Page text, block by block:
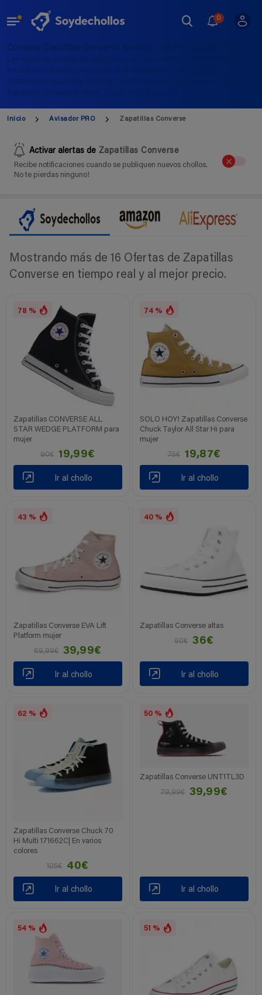
0
Comprar Zapatillas Converse Baratas - Ofertas Agosto 2026
Las mejores ofertas de zapatillas converse online, aquí encontrarás
los últimos chollos para comprar al mejor precio ➡️ Zapatillas
CONVERSE ALL STAR WEDGE PLATFORM para mujer SOLO HOY!
Zapatillas Converse Chuck Taylor All Star Hi para mujer
Inicio Avisador PRO Zapatillas Converse
Activar alertas de Zapatillas Converse
Recibe notificaciones cuando se publiquen nuevos chollos.
No te pierdas ninguno!
Mostrando más de 16 Ofertas de Zapatillas
Converse en tiempo real y al mejor precio.
78 %
Zapatillas CONVERSE ALL
STAR WEDGE PLATFORM para
mujer
90€
19,99€
Ir al chollo
74 %
SOLO HOY! Zapatillas Converse
Chuck Taylor All Star Hi para
mujer
75€
19,87€
Ir al chollo
43 %
Zapatillas Converse EVA Lift
Platform mujer
69,99€
39,99€
Ir al chollo
40 %
Zapatillas Converse altas
60€
36€
Ir al chollo
62 %
Zapatillas Converse Chuck 70
Hi Multi 171662C| En varios
colores
105€
40€
Ir al chollo
50 %
Zapatillas Converse UNT1TL3D
79,99€
39,99€
Ir al chollo
54 % 51 %